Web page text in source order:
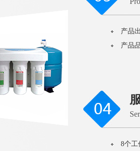
产品
产品
8个工